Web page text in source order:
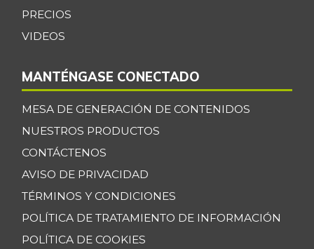
PRECIOS
VIDEOS
MANTÉNGASE CONECTADO
MESA DE GENERACIÓN DE CONTENIDOS
NUESTROS PRODUCTOS
CONTÁCTENOS
AVISO DE PRIVACIDAD
TÉRMINOS Y CONDICIONES
POLÍTICA DE TRATAMIENTO DE INFORMACIÓN
POLÍTICA DE COOKIES